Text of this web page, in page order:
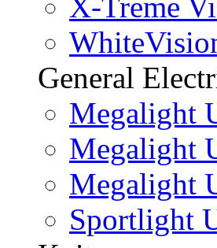
General
Megalight
Megalight
Megalight
Sportlight